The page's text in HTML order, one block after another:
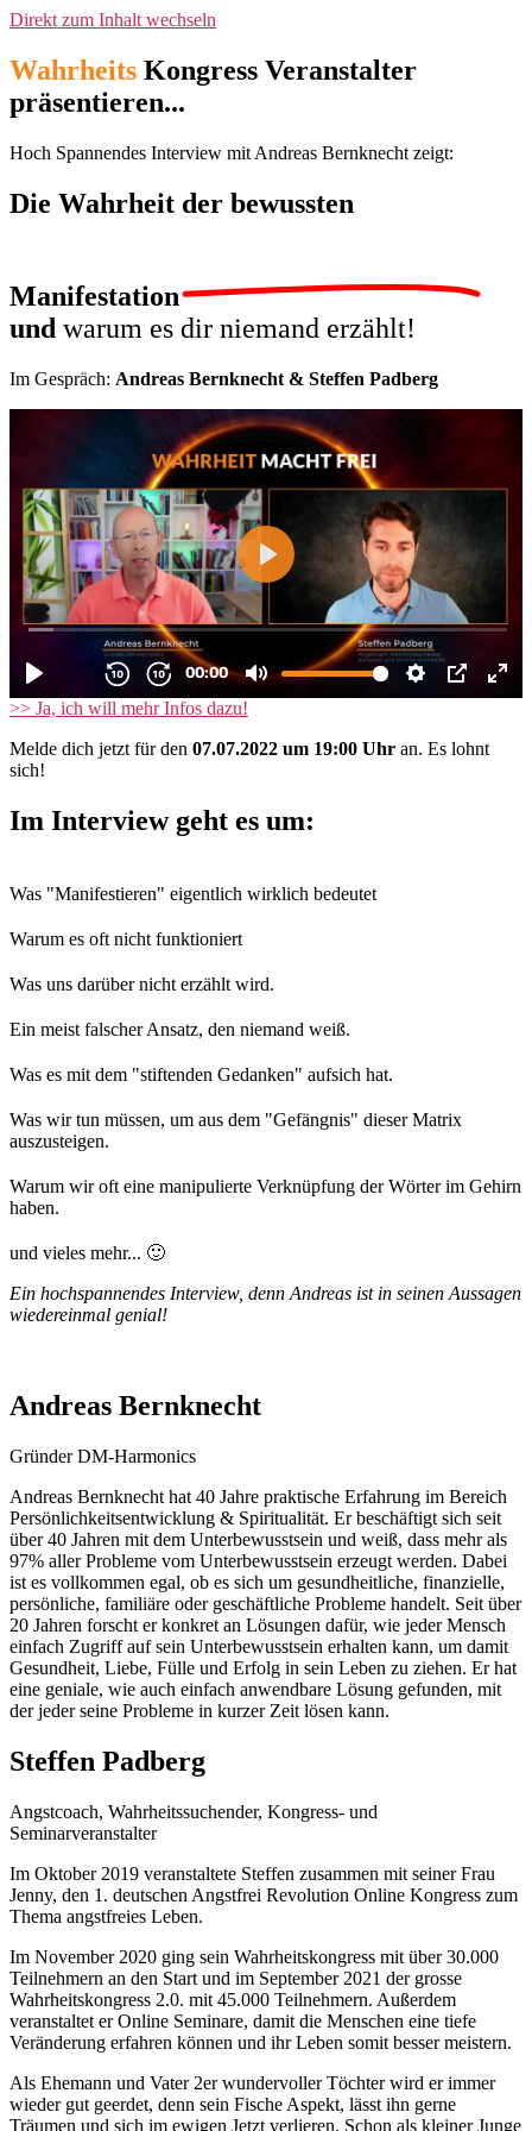
Direkt zum Inhalt wechseln
Wahrheits Kongress Veranstalter
präsentieren...
Hoch Spannendes Interview mit Andreas Bernknecht zeigt:
Die Wahrheit der bewussten
Manifestation
und warum es dir niemand erzählt!
Im Gespräch: Andreas Bernknecht & Steffen Padberg
>> Ja, ich will mehr Infos dazu!
Melde dich jetzt für den 07.07.2022 um 19:00 Uhr an. Es lohnt
sich!
Im Interview geht es um:
Was "Manifestieren" eigentlich wirklich bedeutet
Warum es oft nicht funktioniert
Was uns darüber nicht erzählt wird.
Ein meist falscher Ansatz, den niemand weiß.
Was es mit dem "stiftenden Gedanken" aufsich hat.
Was wir tun müssen, um aus dem "Gefängnis" dieser Matrix
auszusteigen.
Warum wir oft eine manipulierte Verknüpfung der Wörter im Gehirn
haben.
und vieles mehr... 🙂
Ein hochspannendes Interview, denn Andreas ist in seinen Aussagen
wiedereinmal genial!
Andreas Bernknecht
Gründer DM-Harmonics
Andreas Bernknecht hat 40 Jahre praktische Erfahrung im Bereich
Persönlichkeitsentwicklung & Spiritualität. Er beschäftigt sich seit
über 40 Jahren mit dem Unterbewusstsein und weiß, dass mehr als
97% aller Probleme vom Unterbewusstsein erzeugt werden. Dabei
ist es vollkommen egal, ob es sich um gesundheitliche, finanzielle,
persönliche, familiäre oder geschäftliche Probleme handelt. Seit über
20 Jahren forscht er konkret an Lösungen dafür, wie jeder Mensch
einfach Zugriff auf sein Unterbewusstsein erhalten kann, um damit
Gesundheit, Liebe, Fülle und Erfolg in sein Leben zu ziehen. Er hat
eine geniale, wie auch einfach anwendbare Lösung gefunden, mit
der jeder seine Probleme in kurzer Zeit lösen kann.
Steffen Padberg
Angstcoach, Wahrheitssuchender, Kongress- und
Seminarveranstalter
Im Oktober 2019 veranstaltete Steffen zusammen mit seiner Frau
Jenny, den 1. deutschen Angstfrei Revolution Online Kongress zum
Thema angstfreies Leben.
Im November 2020 ging sein Wahrheitskongress mit über 30.000
Teilnehmern an den Start und im September 2021 der grosse
Wahrheitskongress 2.0. mit 45.000 Teilnehmern. Außerdem
veranstaltet er Online Seminare, damit die Menschen eine tiefe
Veränderung erfahren können und ihr Leben somit besser meistern.
Als Ehemann und Vater 2er wundervoller Töchter wird er immer
wieder gut geerdet, denn sein Fische Aspekt, lässt ihn gerne
Träumen und sich im ewigen Jetzt verlieren. Schon als kleiner Junge